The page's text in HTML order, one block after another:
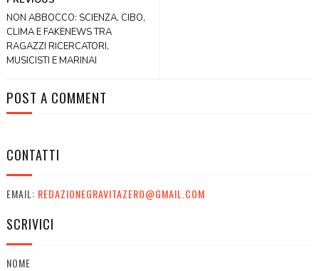
NON ABBOCCO: SCIENZA, CIBO,
CLIMA E FAKENEWS TRA
RAGAZZI RICERCATORI,
MUSICISTI E MARINAI
POST A COMMENT
CONTATTI
EMAIL: REDAZIONEGRAVITAZERO@GMAIL.COM
SCRIVICI
NOME